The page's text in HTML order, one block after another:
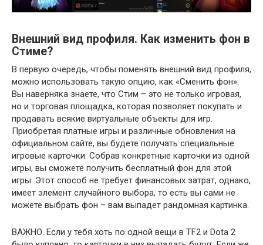
Внешний вид профиля. Как изменить фон в
Стиме?
В первую очередь, чтобы поменять внешний вид профиля,
можно использовать такую опцию, как «Сменить фон».
Вы наверняка знаете, что Стим – это не только игровая,
но и торговая площадка, которая позволяет покупать и
продавать всякие виртуальные объекты для игр.
Приобретая платные игры и различные обновления на
официальном сайте, вы будете получать специальные
игровые карточки. Собрав конкретные карточки из одной
игры, вы сможете получить бесплатный фон для этой
игры. Этот способ не требует финансовых затрат, однако,
имеет элемент случайного выбора, то есть вы сами не
можете выбрать фон – вам выпадет рандомная картинка.
ВАЖНО. Если у тебя хоть по одной вещи в TF2 и Dota 2